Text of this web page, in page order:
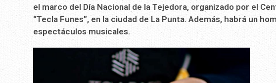
el marco del Día Nacional de la Tejedora, organizado por el
“Tecla Funes”, en la ciudad de La Punta. Además, habrá un
espectáculos musicales.